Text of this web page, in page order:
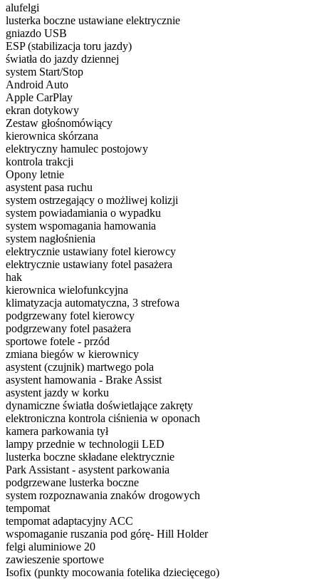
alufelgi
lusterka boczne ustawiane elektrycznie
gniazdo USB
ESP (stabilizacja toru jazdy)
światła do jazdy dziennej
system Start/Stop
Android Auto
Apple CarPlay
ekran dotykowy
Zestaw głośnomówiący
kierownica skórzana
elektryczny hamulec postojowy
kontrola trakcji
Opony letnie
asystent pasa ruchu
system ostrzegający o możliwej kolizji
system powiadamiania o wypadku
system wspomagania hamowania
system nagłośnienia
elektrycznie ustawiany fotel kierowcy
elektrycznie ustawiany fotel pasażera
hak
kierownica wielofunkcyjna
klimatyzacja automatyczna, 3 strefowa
podgrzewany fotel kierowcy
podgrzewany fotel pasażera
sportowe fotele - przód
zmiana biegów w kierownicy
asystent (czujnik) martwego pola
asystent hamowania - Brake Assist
asystent jazdy w korku
dynamiczne światła doświetlające zakręty
elektroniczna kontrola ciśnienia w oponach
kamera parkowania tył
lampy przednie w technologii LED
lusterka boczne składane elektrycznie
Park Assistant - asystent parkowania
podgrzewane lusterka boczne
system rozpoznawania znaków drogowych
tempomat
tempomat adaptacyjny ACC
wspomaganie ruszania pod górę- Hill Holder
felgi aluminiowe 20
zawieszenie sportowe
Isofix (punkty mocowania fotelika dziecięcego)